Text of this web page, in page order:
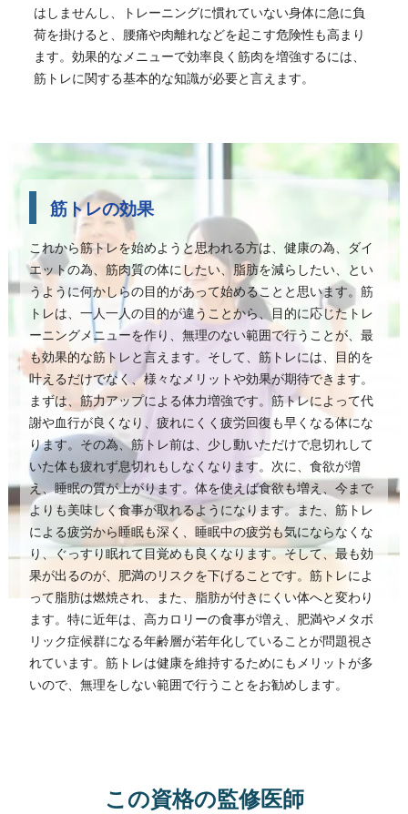
はしませんし、トレーニングに慣れていない身体に急に負
荷を掛けると、腰痛や肉離れなどを起こす危険性も高まり
ます。効果的なメニューで効率良く筋肉を増強するには、
筋トレに関する基本的な知識が必要と言えます。
筋トレの効果
これから筋トレを始めようと思われる方は、健康の為、ダイ
エットの為、筋肉質の体にしたい、脂肪を減らしたい、とい
うように何かしらの目的があって始めることと思います。筋
トレは、一人一人の目的が違うことから、目的に応じたトレ
ーニングメニューを作り、無理のない範囲で行うことが、最
も効果的な筋トレと言えます。そして、筋トレには、目的を
叶えるだけでなく、様々なメリットや効果が期待できます。
まずは、筋力アップによる体力増強です。筋トレによって代
謝や血行が良くなり、疲れにくく疲労回復も早くなる体にな
ります。その為、筋トレ前は、少し動いただけで息切れして
いた体も疲れず息切れもしなくなります。次に、食欲が増
え、睡眠の質が上がります。体を使えば食欲も増え、今まで
よりも美味しく食事が取れるようになります。また、筋トレ
による疲労から睡眠も深く、睡眠中の疲労も気にならなくな
り、ぐっすり眠れて目覚めも良くなります。そして、最も効
果が出るのが、肥満のリスクを下げることです。筋トレによ
って脂肪は燃焼され、また、脂肪が付きにくい体へと変わり
ます。特に近年は、高カロリーの食事が増え、肥満やメタボ
リック症候群になる年齢層が若年化していることが問題視さ
れています。筋トレは健康を維持するためにもメリットが多
いので、無理をしない範囲で行うことをお勧めします。
この資格の監修医師